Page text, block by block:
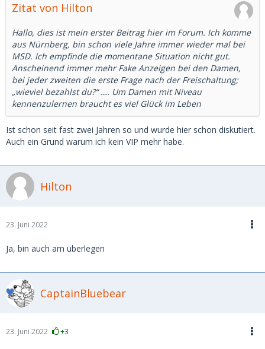
Zitat von Hilton
Hallo, dies ist mein erster Beitrag hier im Forum. Ich komme
aus Nürnberg, bin schon viele Jahre immer wieder mal bei
MSD. Ich empfinde die momentane Situation nicht gut.
Anscheinend immer mehr Fake Anzeigen bei den Damen,
bei jeder zweiten die erste Frage nach der Freischaltung;
„wieviel bezahlst du?“ …. Um Damen mit Niveau
kennenzulernen braucht es viel Glück im Leben
Ist schon seit fast zwei Jahren so und wurde hier schon diskutiert.
Auch ein Grund warum ich kein VIP mehr habe.
Hilton
23. Juni 2022
Ja, bin auch am überlegen
CaptainBluebear
23. Juni 2022 +3